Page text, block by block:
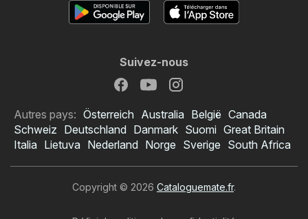
Suivez-nous
Autres pays: Österreich Australia België Canada
Schweiz Deutschland Danmark Suomi Great Britain
Italia Lietuva Nederland Norge Sverige South Africa
Copyright © 2026 Cataloguemate.fr.